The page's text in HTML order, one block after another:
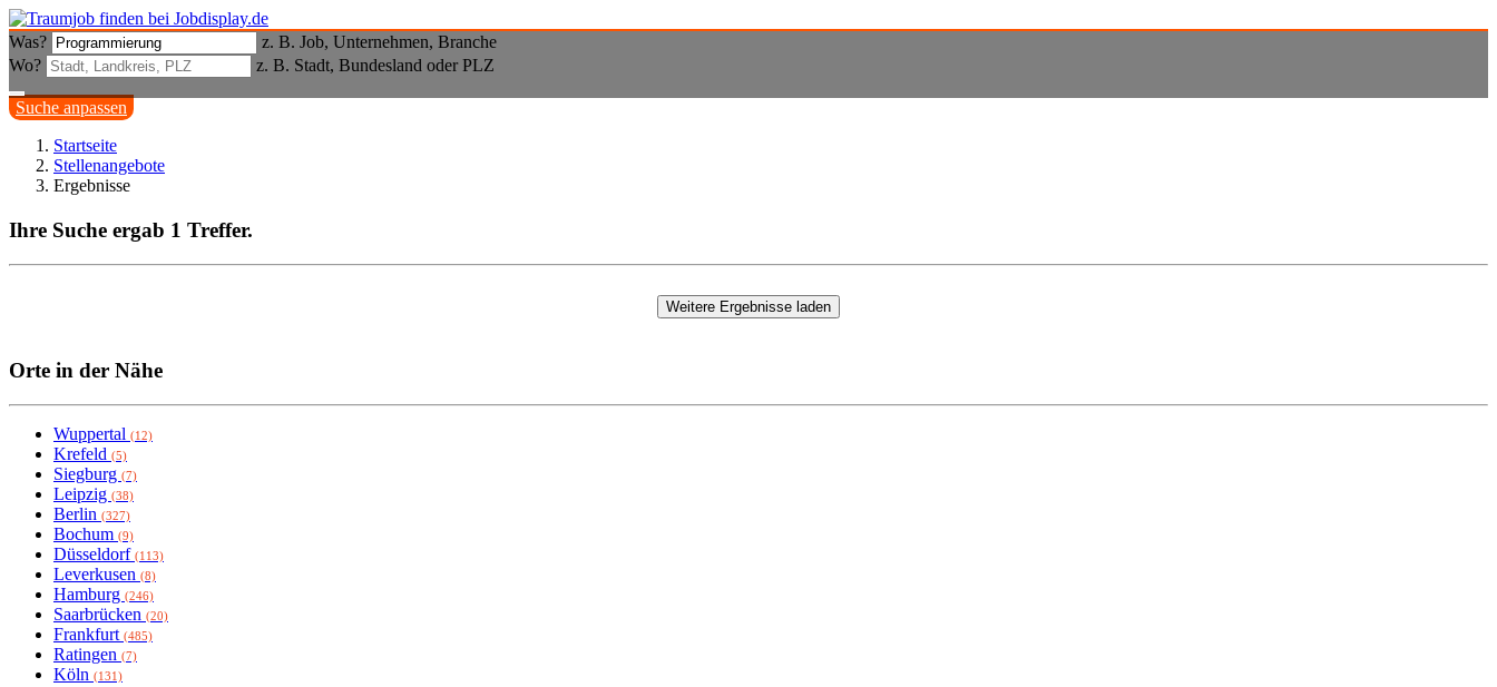
Was?
z. B. Job, Unternehmen, Branche
Wo?
z. B. Stadt, Bundesland oder PLZ
Suche anpassen
Startseite
Stellenangebote
Ergebnisse
Ihre Suche ergab 1 Treffer.
Weitere Ergebnisse laden
Orte in der Nähe
Wuppertal (12)
Krefeld (5)
Siegburg (7)
Leipzig (38)
Berlin (327)
Bochum (9)
Düsseldorf (113)
Leverkusen (8)
Hamburg (246)
Saarbrücken (20)
Frankfurt (485)
Ratingen (7)
Köln (131)